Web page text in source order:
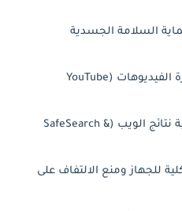
السلامة الجسدية
إدارة محتوى يوتيوب وفلترة الفيديوهات (YouTube
فرض البحث الآمن وتصفية نتائج الويب (SafeSearch &
للجهاز ومنع الالتفاف على